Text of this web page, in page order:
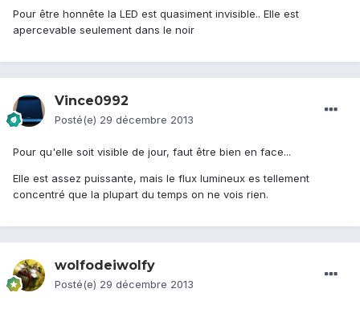
Pour être honnête la LED est quasiment invisible.. Elle est
apercevable seulement dans le noir
Vince0992
Posté(e) 29 décembre 2013
Pour qu'elle soit visible de jour, faut être bien en face...
Elle est assez puissante, mais le flux lumineux es tellement
concentré que la plupart du temps on ne vois rien.
wolfodeiwolfy
Posté(e) 29 décembre 2013